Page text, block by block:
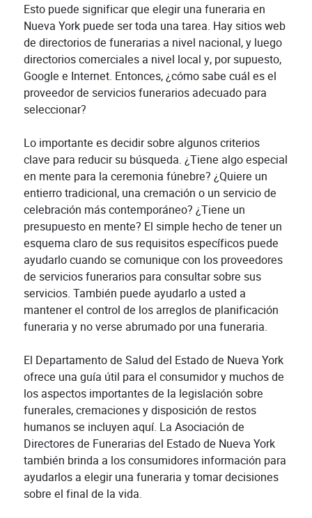
Esto puede significar que elegir una funeraria en
Nueva York puede ser toda una tarea. Hay sitios web
de directorios de funerarias a nivel nacional, y luego
directorios comerciales a nivel local y, por supuesto,
Google e Internet. Entonces, ¿cómo sabe cuál es el
proveedor de servicios funerarios adecuado para
seleccionar?
Lo importante es decidir sobre algunos criterios
clave para reducir su búsqueda. ¿Tiene algo especial
en mente para la ceremonia fúnebre? ¿Quiere un
entierro tradicional, una cremación o un servicio de
celebración más contemporáneo? ¿Tiene un
presupuesto en mente? El simple hecho de tener un
esquema claro de sus requisitos específicos puede
ayudarlo cuando se comunique con los proveedores
de servicios funerarios para consultar sobre sus
servicios. También puede ayudarlo a usted a
mantener el control de los arreglos de planificación
funeraria y no verse abrumado por una funeraria.
El Departamento de Salud del Estado de Nueva York
ofrece una guía útil para el consumidor y muchos de
los aspectos importantes de la legislación sobre
funerales, cremaciones y disposición de restos
humanos se incluyen aquí. La Asociación de
Directores de Funerarias del Estado de Nueva York
también brinda a los consumidores información para
ayudarlos a elegir una funeraria y tomar decisiones
sobre el final de la vida.